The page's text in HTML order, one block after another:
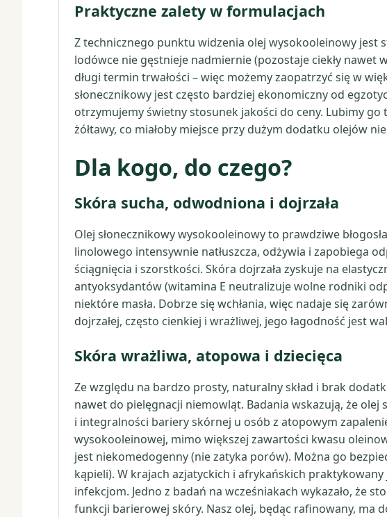
Praktyczne zalety w formulacjach
Z technicznego punktu widzenia olej wysokooleinowy jest
lodówce nie gęstnieje nadmiernie (pozostaje ciekły
długi termin trwałości – więc możemy zaopatrzyć się w
słonecznikowy jest często bardziej ekonomiczny od
otrzymujemy świetny stosunek jakości do ceny. Lubimy
żółtawy, co miałoby miejsce przy dużym dodatku olejów
Dla kogo, do czego?
Skóra sucha, odwodniona i dojrzała
Olej słonecznikowy wysokooleinowy to prawdziwe
linolowego intensywnie natłuszcza, odżywia i zapobiega
ściągnięcia i szorstkości. Skóra dojrzała zyskuje na
antyoksydantów (witamina E neutralizuje wolne rodniki
niektóre masła. Dobrze się wchłania, więc nadaje się
dojrzałej, często cienkiej i wrażliwej, jego łagodność jest
Skóra wrażliwa, atopowa i dziecięca
Ze względu na bardzo prosty, naturalny skład i brak
nawet do pielęgnacji niemowląt. Badania wskazują, że
i integralności bariery skórnej u osób z atopowym
wysokooleinowej, mimo większej zawartości kwasu
jest niekomedogenny (nie zatyka porów). Można go
kąpieli). W krajach azjatyckich i afrykańskich
infekcjom. Jedno z badań na wcześniakach wykazało, że
funkcji barierowej skóry. Nasz olej, będąc rafinowany, ma